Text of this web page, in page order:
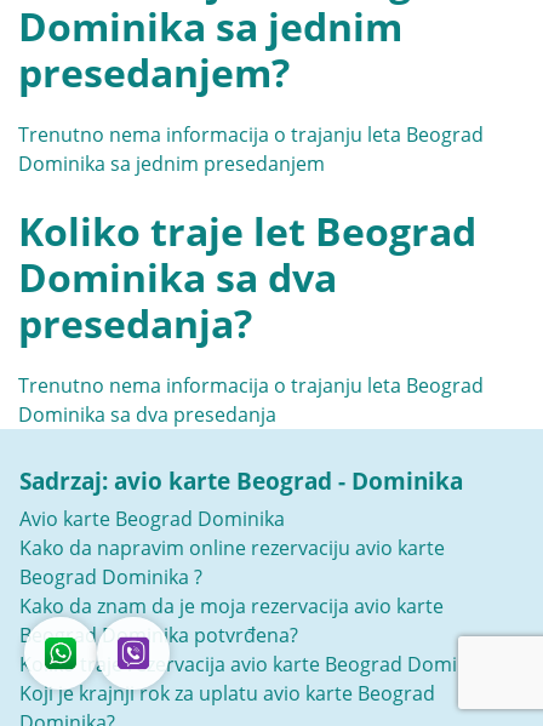
Dominika sa jednim
presedanjem?
Trenutno nema informacija o trajanju leta Beograd
Dominika sa jednim presedanjem
Koliko traje let Beograd
Dominika sa dva
presedanja?
Trenutno nema informacija o trajanju leta Beograd
Dominika sa dva presedanja
Sadrzaj: avio karte Beograd - Dominika
Avio karte Beograd Dominika
Kako da napravim online rezervaciju avio karte
Beograd Dominika ?
Kako da znam da je moja rezervacija avio karte
Beograd Dominika potvrđena?
Koliko traje rezervacija avio karte Beograd Dominika?
Koji je krajnji rok za uplatu avio karte Beograd